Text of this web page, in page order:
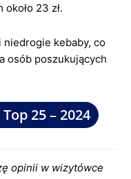
23 zł.
niedrogie kebaby, co
osób poszukujących
25 – 2024
opinii w wizytówce